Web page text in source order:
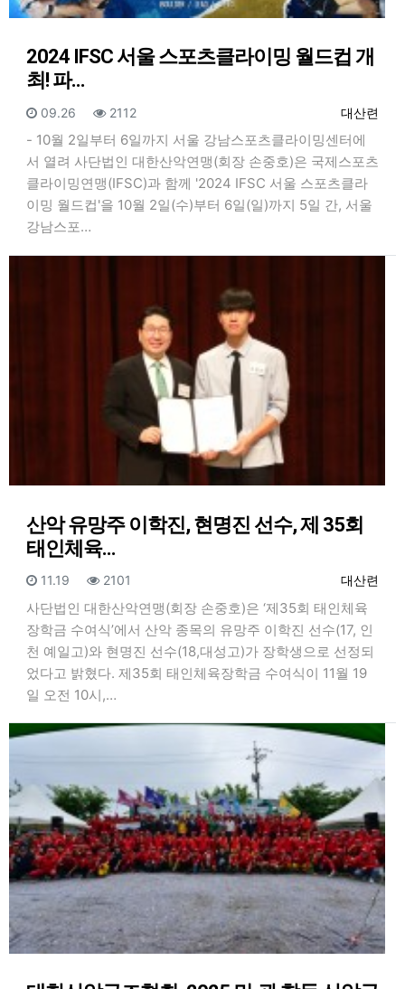
2024 IFSC 서울 스포츠클라이밍 월드컵 개
최! 파…
등록자
대산련
등록일
09.26 조회
2112
- 10월 2일부터 6일까지 서울 강남스포츠클라이밍센터에
서 열려 사단법인 대한산악연맹(회장 손중호)은 국제스포츠
클라이밍연맹(IFSC)과 함께 '2024 IFSC 서울 스포츠클라
이밍 월드컵'을 10월 2일(수)부터 6일(일)까지 5일 간, 서울
강남스포…
산악 유망주 이학진, 현명진 선수, 제 35회
태인체육…
등록자
대산련
등록일
11.19 조회
2101
사단법인 대한산악연맹(회장 손중호)은 ‘제35회 태인체육
장학금 수여식’에서 산악 종목의 유망주 이학진 선수(17, 인
천 예일고)와 현명진 선수(18,대성고)가 장학생으로 선정되
었다고 밝혔다. 제35회 태인체육장학금 수여식이 11월 19
일 오전 10시,…